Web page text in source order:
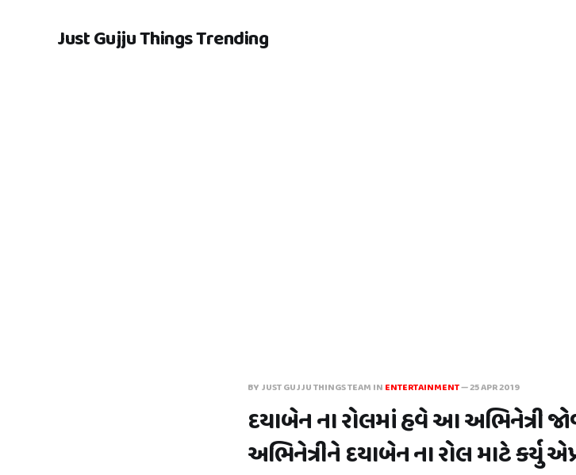
Just Gujju Things Trending
BY JUST GUJJU THINGS TEAM IN ENTERTAINMENT—25 APR 2019
દયાબેન ના રોલમાં હવે આ અભિનેત્રી
અભિનેત્રીને દયાબેન ના રોલ માટે કર્યુ